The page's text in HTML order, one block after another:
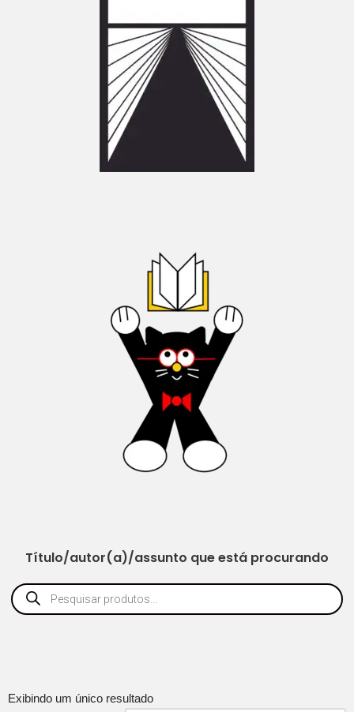
Título/autor(a)/assunto que está procurando
Exibindo um único resultado